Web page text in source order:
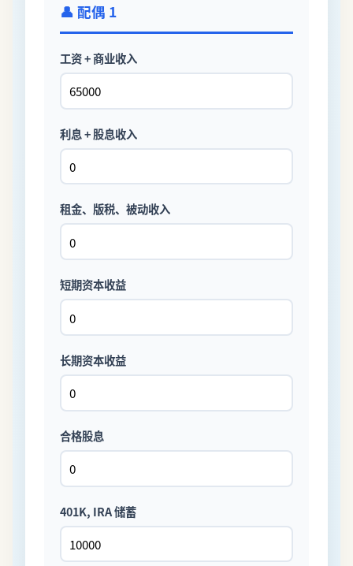
👤 配偶 1
工资 + 商业收入
利息 + 股息收入
租金、版税、被动收入
短期资本收益
长期资本收益
合格股息
401K, IRA 储蓄